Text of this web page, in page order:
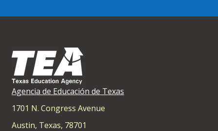
Agencia de Educación de Texas
1701 N. Congress Avenue
Austin, Texas, 78701